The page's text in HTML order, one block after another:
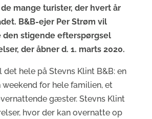
mange turister, der hvert år
B&B-ejer Per Strøm vil
den stigende efterspørgsel
der åbner d. 1. marts 2020.
det hele på Stevns Klint B&B: en
for hele familien, et
gæster. Stevns Klint
hvor der kan overnatte op